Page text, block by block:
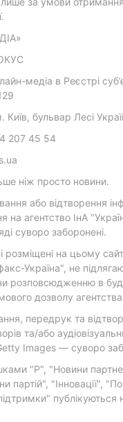
медіа в Реєстрі
бульвар Лесі
207 45 54
ніж просто новини.
або відтворення
на агентство ІнА
суворо заборонені.
розміщені на цьому
Україна", не
розповсюдженню в
дозволу
передрук та
та/або
Images — суворо
"Р", "Новини
партій", "Інновації",
публікуються